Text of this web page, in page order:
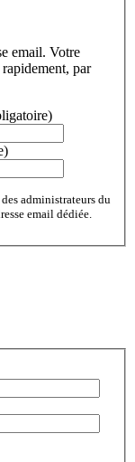
email. Votre
par
votre pseudo (obligatoire)
administrateurs du
email dédiée.